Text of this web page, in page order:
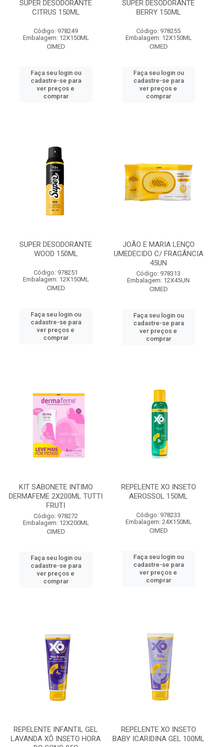
SUPER DESODORANTE
CITRUS 150ML
Código: 978249
Embalagem: 12X150ML
CIMED
Faça seu login ou
cadastre-se para
ver preços e
comprar
SUPER DESODORANTE
BERRY 150ML
Código: 978255
Embalagem: 12X150ML
CIMED
Faça seu login ou
cadastre-se para
ver preços e
comprar
SUPER DESODORANTE
WOOD 150ML
Código: 978251
Embalagem: 12X150ML
CIMED
Faça seu login ou
cadastre-se para
ver preços e
comprar
JOÃO E MARIA LENÇO
UMEDECIDO C/ FRAGÂNCIA
45UN
Código: 978313
Embalagem: 12X45UN
CIMED
Faça seu login ou
cadastre-se para
ver preços e
comprar
KIT SABONETE INTIMO
DERMAFEME 2X200ML TUTTI
FRUTI
Código: 978272
Embalagem: 12X200ML
CIMED
Faça seu login ou
cadastre-se para
ver preços e
comprar
REPELENTE XO INSETO
AEROSSOL 150ML
Código: 978233
Embalagem: 24X150ML
CIMED
Faça seu login ou
cadastre-se para
ver preços e
comprar
REPELENTE INFANTIL GEL
LAVANDA XÔ INSETO HORA
REPELENTE XO INSETO
BABY ICARIDINA GEL 100ML